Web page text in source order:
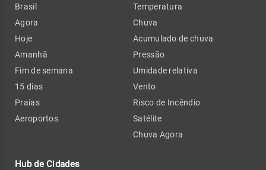
Brasil
Agora
Hoje
Amanhã
Fim de semana
15 dias
Praias
Aeroportos
Hub de Cidades
Temperatura
Chuva
Acumulado de chuva
Pressão
Umidade relativa
Vento
Risco de Incêndio
Satélite
Chuva Agora